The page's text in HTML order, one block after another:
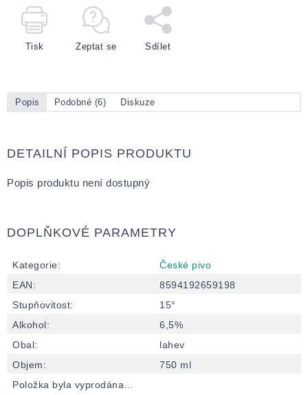
Tisk Zeptat se Sdílet
Popis Podobné (6) Diskuze
DETAILNÍ POPIS PRODUKTU
Popis produktu není dostupný
DOPLŇKOVÉ PARAMETRY
Kategorie:
České pivo
EAN:
8594192659198
Stupňovitost:
15°
Alkohol:
6,5%
Obal:
lahev
Objem:
750 ml
Položka byla vyprodána…